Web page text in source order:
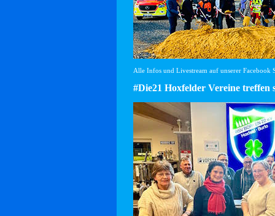
Alle Infos und Livestream auf unserer Facebook
#Die21 Hoxfelder Vereine treffen